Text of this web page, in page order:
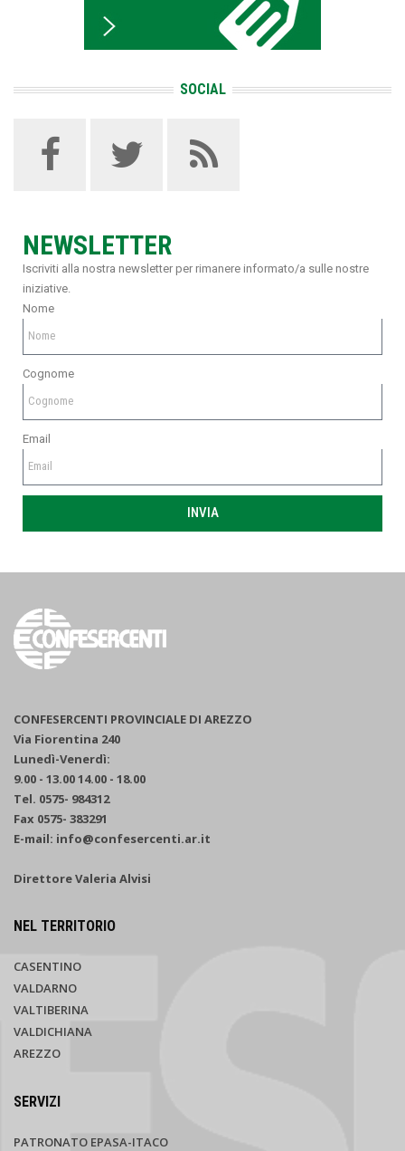
SOCIAL
NEWSLETTER
Iscriviti alla nostra newsletter per rimanere informato/a sulle nostre
iniziative.
Nome
Cognome
Email
INVIA
CONFESERCENTI PROVINCIALE DI AREZZO
Via Fiorentina 240
Lunedì-Venerdì:
9.00 - 13.00 14.00 - 18.00
Tel. 0575- 984312
Fax 0575- 383291
E-mail: info@confesercenti.ar.it
Direttore Valeria Alvisi
NEL TERRITORIO
CASENTINO
VALDARNO
VALTIBERINA
VALDICHIANA
AREZZO
SERVIZI
PATRONATO EPASA-ITACO